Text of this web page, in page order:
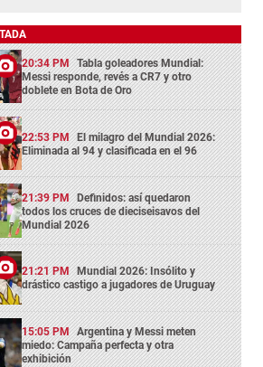
20:34 PM Tabla goleadores Mundial:
Messi responde, revés a CR7 y otro
doblete en Bota de Oro
22:53 PM El milagro del Mundial 2026:
Eliminada al 94 y clasificada en el 96
21:39 PM Definidos: así quedaron
todos los cruces de dieciseisavos del
Mundial 2026
21:21 PM Mundial 2026: Insólito y
drástico castigo a jugadores de Uruguay
15:05 PM Argentina y Messi meten
miedo: Campaña perfecta y otra
exhibición